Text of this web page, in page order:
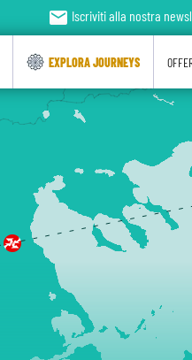
email Iscriviti alla nostra
EXPLORA JOURNEYS